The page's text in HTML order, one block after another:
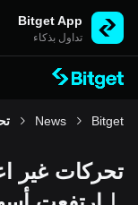
Bitget App
تداول بذكاء
Bitget
News
تحركات غير